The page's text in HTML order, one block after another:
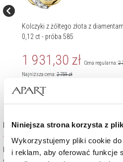
Niniejsza strona korzysta z
Wykorzystujemy pliki cookie
i reklam, aby oferować funkcje
Kolczyki z żółtego złota z
0,12 ct - próba 585
1 931,30 zł Cena regularna:2
Najniższa cena:2 759zł
Kolekcja Kids Collection
Każda kobieta uwielbia podkreślać
osobowość i niepowtarzalny styl.